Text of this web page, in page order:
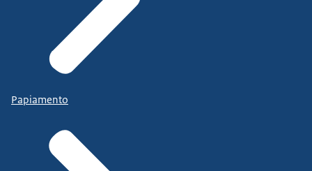
Papiamento